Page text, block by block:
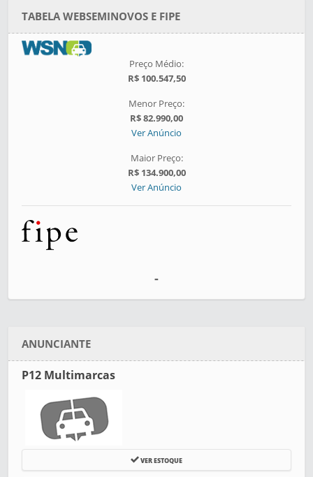
TABELA WEBSEMINOVOS E FIPE
Preço Médio:
R$ 100.547,50
Menor Preço:
R$ 82.990,00
Ver Anúncio
Maior Preço:
R$ 134.900,00
Ver Anúncio
-
ANUNCIANTE
P12 Multimarcas
VER ESTOQUE